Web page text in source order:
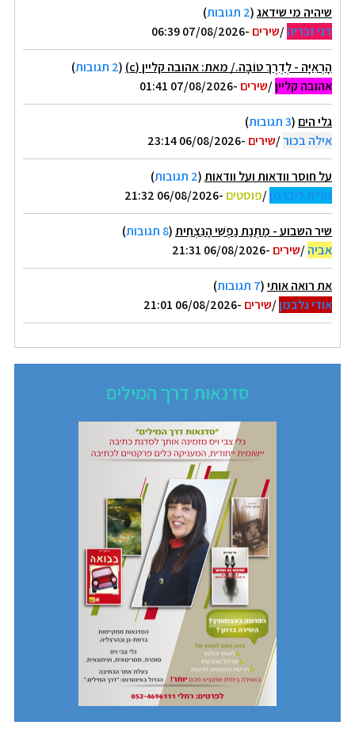
שיהיה מי שידאג(2 תגובות
)
דני זכריה/שירים -07/08/2026 06:39
הָרְאִיָּה - לְדֶרֶךְ טוֹבָה./ מאת: אהובה קליין (c) (2 תגובות
)
אהובה קליין/שירים -07/08/2026 01:41
גלי הים (3 תגובות
)
אילה בכור/שירים -06/08/2026 23:14
על חוסר וודאות ועל וודאות(2 תגובות
)
נורית ליברמן/פוסטים -06/08/2026 21:32
שיר השבוע - מַתְּנַת נַפְשִׁי הַנִּצְחִית(8 תגובות
)
אביה/שירים -06/08/2026 21:31
את רואה אותי(7 תגובות
)
אודי גלבמן/שירים -06/08/2026 21:01
סדנאות דרך המילים